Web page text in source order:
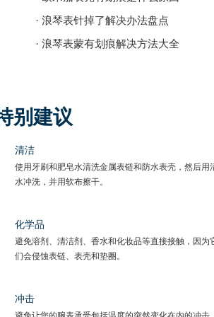
· 浪琴表针掉了解决办法盘点
· 浪琴表蒙有划痕解决方法大全
别建议
清洁
使用牙刷和肥皂水清洗金属表链和防水表壳，然后用
水冲洗，并用软布擦干。
化学品
避免溶剂、清洁剂、香水和化妆品等直接接触，因为
们会侵蚀表链、表壳和垫圈。
冲击